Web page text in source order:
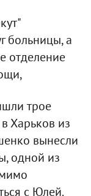
больницы, а
отделение
трое
Харьков из
вынесли
одной из
с Юлей.